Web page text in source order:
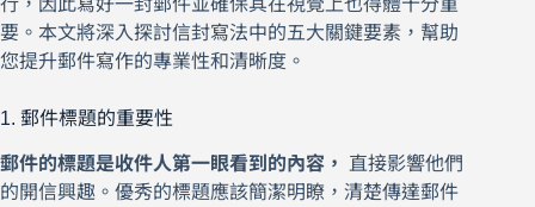
要。本文將深入探討信封寫法中的五大關鍵要素，幫助
您提升郵件寫作的專業性和清晰度。
1. 郵件標題的重要性
郵件的標題是收件人第一眼看到的內容， 直接影響他們
的開信興趣。優秀的標題應該簡潔明瞭，清楚傳達郵件